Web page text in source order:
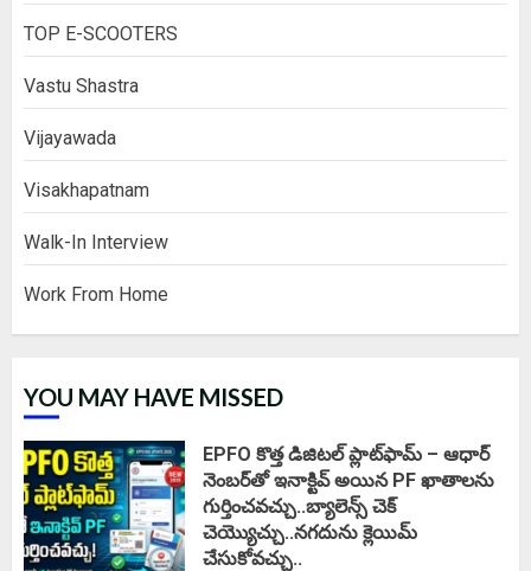
TOP E-SCOOTERS
Vastu Shastra
Vijayawada
Visakhapatnam
Walk-In Interview
Work From Home
YOU MAY HAVE MISSED
EPFO కొత్త డిజిటల్ ప్లాట్‌ఫామ్‌ – ఆధార్
నెంబర్‌తో ఇనాక్టివ్ అయిన PF ఖాతాలను
గుర్తించవచ్చు..బ్యాలెన్స్ చెక్
చెయ్యొచ్చు..నగదును క్లెయిమ్
చేసుకోవచ్చు..